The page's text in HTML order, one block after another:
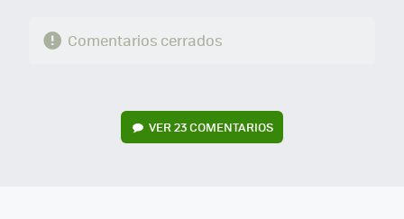
Comentarios cerrados
VER23 COMENTARIOS